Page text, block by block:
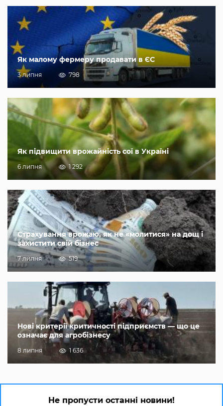
Як малому фермеру продавати в ЄС
3 липня 798
Як підвищити врожайність сої в Україні
6 липня 1 292
Страхування врожаю, як не «молитися» на дощ і
захистити свій бізнес
7 липня 519
Нові критерії критичності підприємств — що це
означає для агробізнесу
8 липня 1 636
Не пропусти останні новини!